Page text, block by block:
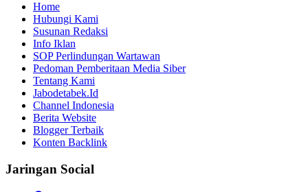
Home
Hubungi Kami
Susunan Redaksi
Info Iklan
SOP Perlindungan Wartawan
Pedoman Pemberitaan Media Siber
Tentang Kami
Jabodetabek.Id
Channel Indonesia
Berita Website
Blogger Terbaik
Konten Backlink
Jaringan Social